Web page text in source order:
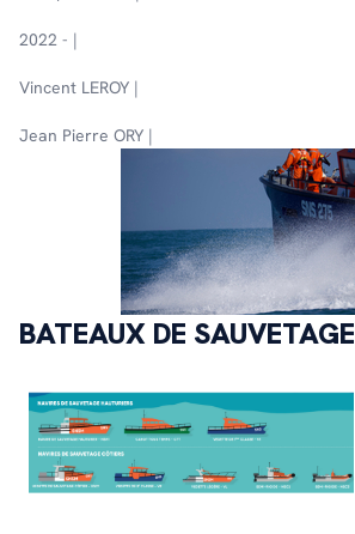
2022 - |
Vincent LEROY |
Jean Pierre ORY |
BATEAUX DE SAUVETAGE